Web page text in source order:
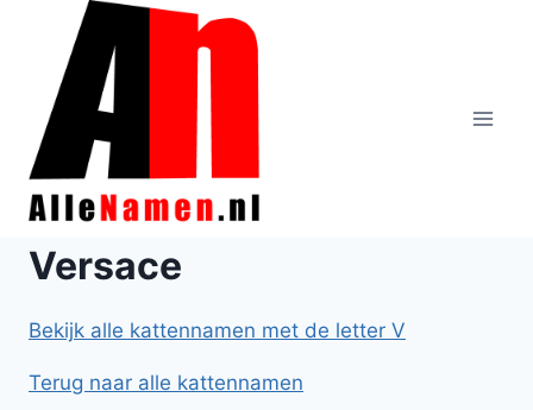
Doorgaan
inhoud
Versace
Bekijk alle kattennamen met de letter V
Terug naar alle kattennamen